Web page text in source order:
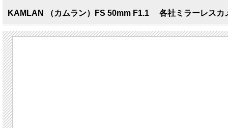
KAMLAN （カムラン）FS 50mm F1.1 各社ミラーレス